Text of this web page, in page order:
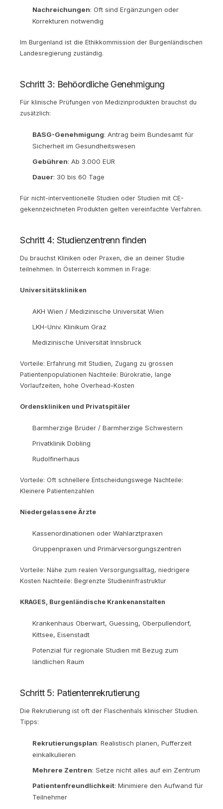
Nachreichungen: Oft sind Ergänzungen oder
Korrekturen notwendig
Im Burgenland ist die Ethikkommission der Burgenländischen
Landesregierung zuständig.
Schritt 3: Behöordliche Genehmigung
Für klinische Prüfungen von Medizinprodukten brauchst du
zusätzlich:
BASG-Genehmigung: Antrag beim Bundesamt für
Sicherheit im Gesundheitswesen
Gebühren: Ab 3.000 EUR
Dauer: 30 bis 60 Tage
Für nicht-interventionelle Studien oder Studien mit CE-
gekennzeichneten Produkten gelten vereinfachte Verfahren.
Schritt 4: Studienzentrenn finden
Du brauchst Kliniken oder Praxen, die an deiner Studie
teilnehmen. In Österreich kommen in Frage:
Universitätskliniken
AKH Wien / Medizinische Universität Wien
LKH-Univ. Klinikum Graz
Medizinische Universität Innsbruck
Vorteile: Erfahrung mit Studien, Zugang zu grossen
Patientenpopulationen Nachteile: Bürokratie, lange
Vorlaufzeiten, hohe Overhead-Kosten
Ordenskliniken und Privatspitäler
Barmherzige Brüder / Barmherzige Schwestern
Privatklinik Dobling
Rudolfinerhaus
Vorteile: Oft schnellere Entscheidungswege Nachteile:
Kleinere Patientenzahlen
Niedergelassene Ärzte
Kassenordinationen oder Wahlarztpraxen
Gruppenpraxen und Primärversorgungszentren
Vorteile: Nähe zum realen Versorgungsalltag, niedrigere
Kosten Nachteile: Begrenzte Studieninfrastruktur
KRAGES, Burgenländische Krankenanstalten
Krankenhaus Oberwart, Guessing, Oberpullendorf,
Kittsee, Eisenstadt
Potenzial für regionale Studien mit Bezug zum
ländlichen Raum
Schritt 5: Patientenrekrutierung
Die Rekrutierung ist oft der Flaschenhals klinischer Studien.
Tipps:
Rekrutierungsplan: Realistisch planen, Pufferzeit
einkalkulieren
Mehrere Zentren: Setze nicht alles auf ein Zentrum
Patientenfreundlichkeit: Minimiere den Aufwand für
Teilnehmer